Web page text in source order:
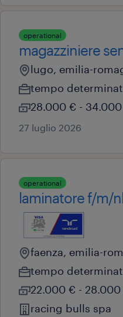
operational
magazziniere
lugo, emilia-
tempo
28.000 € -
27 luglio 2026
operational
laminatore f/m/
faenza, emilia-
tempo
22.000 € -
racing bulls spa